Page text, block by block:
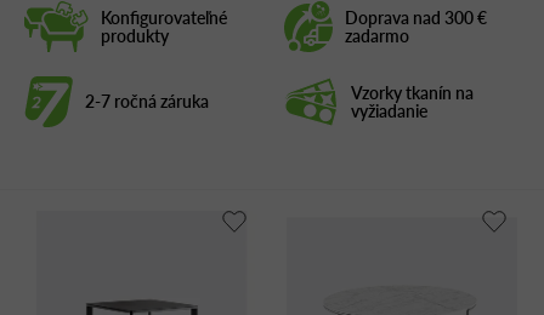
Konfigurovateľné
produkty
Doprava nad 300 €
zadarmo
2-7 ročná záruka Vzorky tkanín na
vyžiadanie